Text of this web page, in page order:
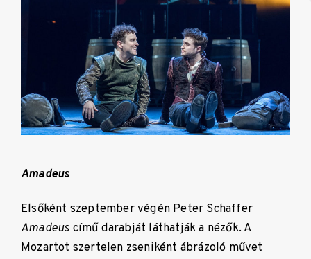
Amadeus
Elsőként szeptember végén Peter Schaffer
Amadeus című darabját láthatják a nézők. A
Mozartot szertelen zseniként ábrázoló művet